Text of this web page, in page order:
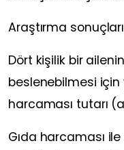
Araştırma
Dört kişilik bir
beslenebilmesi için
harcaması tutarı
Gıda harcaması